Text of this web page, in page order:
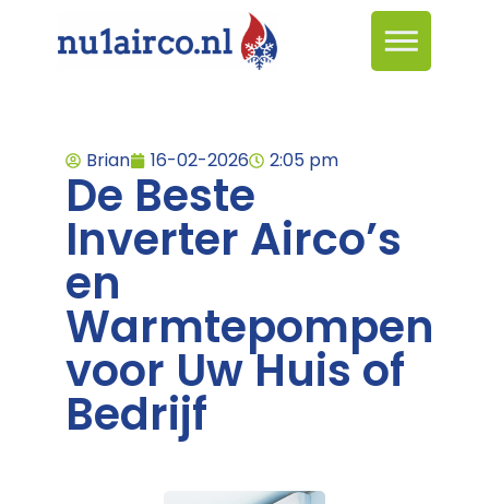
Brian 16-02-2026 2:05 pm
De Beste
Inverter Airco’s
en
Warmtepompen
voor Uw Huis of
Bedrijf